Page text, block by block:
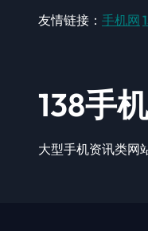
友情链接： 手机网
138手
大型手机资讯类网